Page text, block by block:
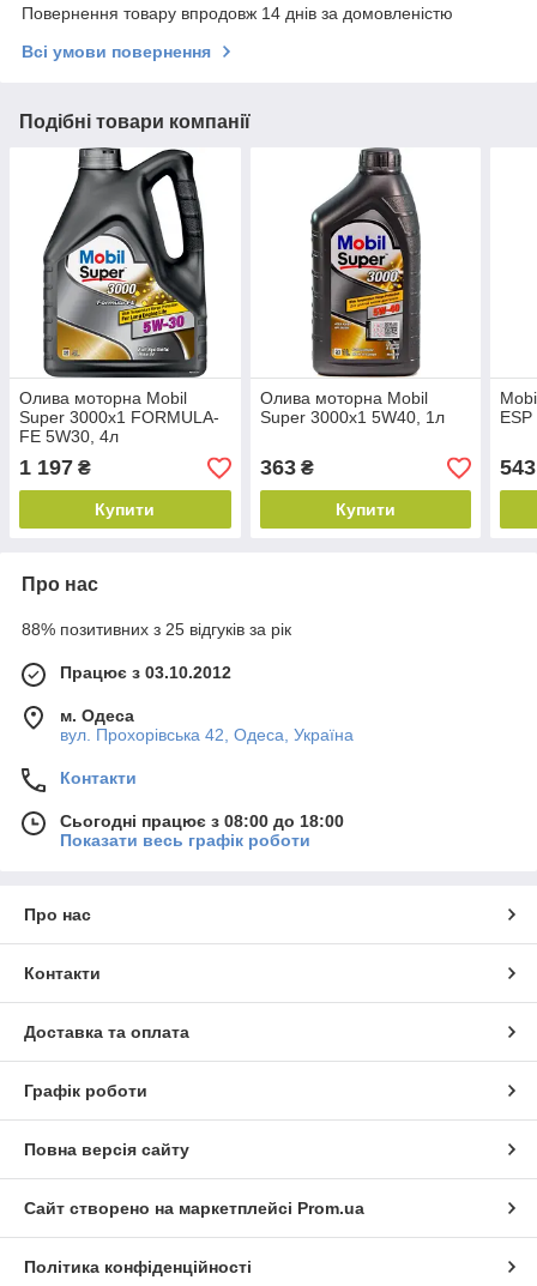
Повернення товару впродовж 14 днів за домовленістю
Всі умови повернення
Подібні товари компанії
Олива моторна Mobil
Super 3000х1 FORMULA-
FE 5W30, 4л
1 197 ₴
Купити
Олива моторна Mobil
Super 3000х1 5W40, 1л
363₴
Купити
543
Про нас
88% позитивних з 25 відгуків за рік
Працює з 03.10.2012
м. Одеса
вул. Прохорівська 42, Одеса, Україна
Контакти
Сьогодні працює з 08:00 до 18:00
Показати весь графік роботи
Про нас
Контакти
Доставка та оплата
Графік роботи
Повна версія сайту
Сайт створено на маркетплейсі Prom.ua
Політика конфіденційності